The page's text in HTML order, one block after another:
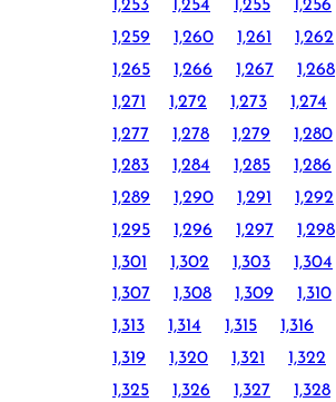
1,253 1,254 1,255 1,256
1,259
1,260 1,261 1,262
1,265
1,266 1,267 1,268
1,271
1,272 1,273 1,274
1,277
1,278 1,279 1,280
1,283
1,284 1,285 1,286
1,289
1,290 1,291 1,292
1,295
1,296 1,297 1,298
1,301
1,302 1,303 1,304
1,307
1,308 1,309 1,310
1,313
1,314 1,315 1,316
1,319
1,320 1,321 1,322
1,325
1,326 1,327 1,328